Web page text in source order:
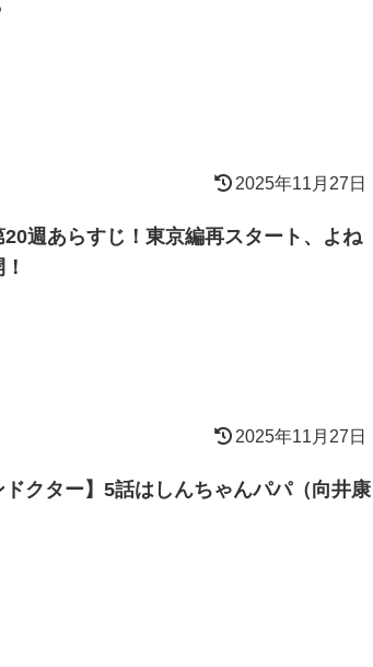
2025年11月27日
20週あらすじ！東京編再スタート、よね
2025年11月27日
ドクター】5話はしんちゃんパパ（向井康